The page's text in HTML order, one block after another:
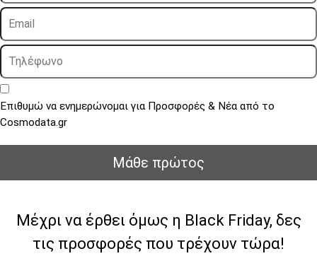
Επιθυμώ να ενημερώνομαι για Προσφορές & Νέα από το
Cosmodata.gr
Mάθε πρώτος
Μέχρι να έρθει όμως η Black Friday, δες
τις προσφορές που τρέχουν τώρα!